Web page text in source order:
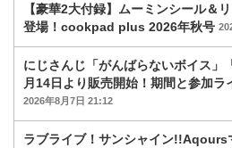
【豪華2大付録】ムーミンシール＆
登場！cookpad plus 2026年秋号
にじさんじ「がんばらないボイス」
月14日より販売開始！期間と参加ラ
2026年8月7日 21:12
ラブライブ！サンシャイン!!Aqours